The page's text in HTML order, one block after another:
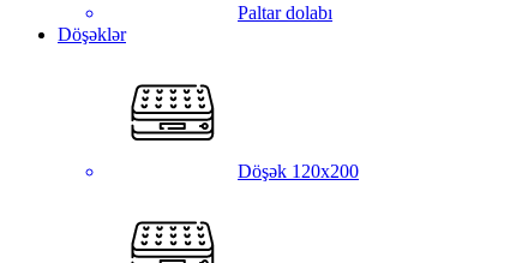
Paltar dolabı
Döşəklər
Döşək 120x200